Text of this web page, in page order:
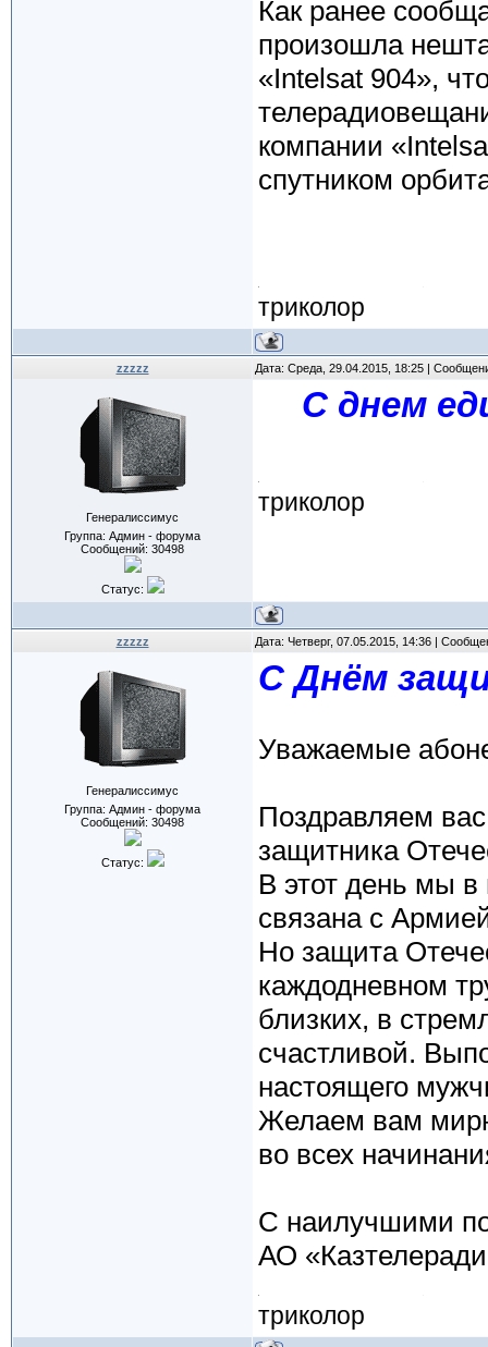
Как ранее
произошла
«Intelsat 904»,
компании
спутником
триколор
zzzzz Дата: Среда, 29.04.2015, 18:25 |
Генералиссимус
Группа: Админ - форума
Сообщений: 30498
Статус:
С днем
триколор
zzzzz Дата: Четверг, 07.05.2015, 14:36 |
Генералиссимус
Группа: Админ - форума
Сообщений: 30498
Статус:
C Днём
Уважаемые
Поздравляем
защитника
В этот день мы в
связана с
Но защита
каждодневном
близких, в
счастливой.
настоящего
Желаем вам
во всех
С наилучшими
АО
триколор